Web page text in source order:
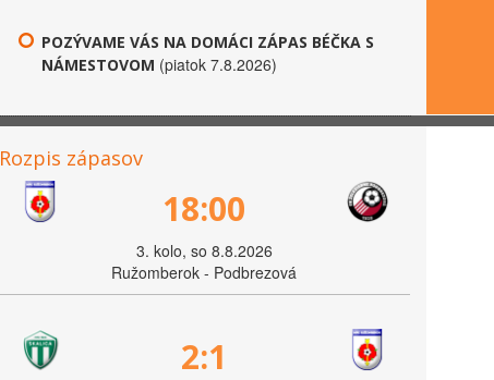
POZÝVAME VÁS NA DOMÁCI ZÁPAS BÉČKA S
NÁMESTOVOM (piatok 7.8.2026)
Rozpis zápasov
18:00
3. kolo, so 8.8.2026
Ružomberok - Podbrezová
2:1